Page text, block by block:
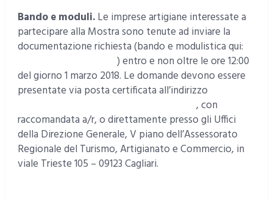
Bando e moduli.Le imprese artigiane interessate a
partecipare alla Mostra sono tenute ad inviare la
documentazione richiesta (bando e modulistica qui:
) entro e non oltre le ore 12:00
del giorno 1 marzo 2018. Le domande devono essere
presentate via posta certificata all’indirizzo
, con
raccomandata a/r, o direttamente presso gli Uffici
della Direzione Generale, V piano dell’Assessorato
Regionale del Turismo, Artigianato e Commercio, in
viale Trieste 105 – 09123 Cagliari.